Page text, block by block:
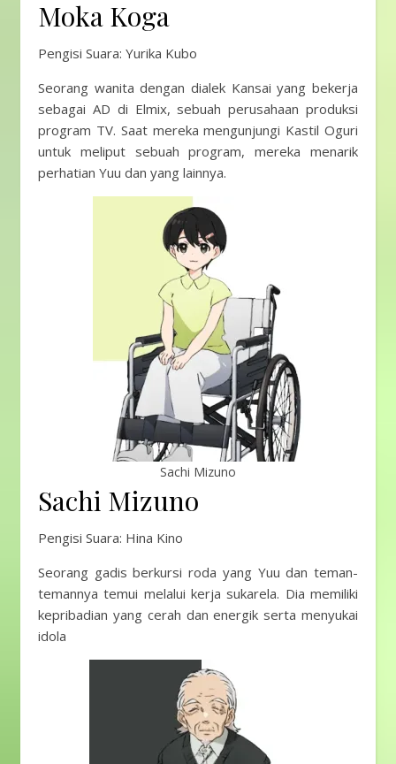
Moka Koga
Pengisi Suara: Yurika Kubo
Seorang wanita dengan dialek Kansai yang bekerja
sebagai AD di Elmix, sebuah perusahaan produksi
program TV. Saat mereka mengunjungi Kastil Oguri
untuk meliput sebuah program, mereka menarik
perhatian Yuu dan yang lainnya.
Sachi Mizuno
Sachi Mizuno
Pengisi Suara: Hina Kino
Seorang gadis berkursi roda yang Yuu dan teman-
temannya temui melalui kerja sukarela. Dia memiliki
kepribadian yang cerah dan energik serta menyukai
idola